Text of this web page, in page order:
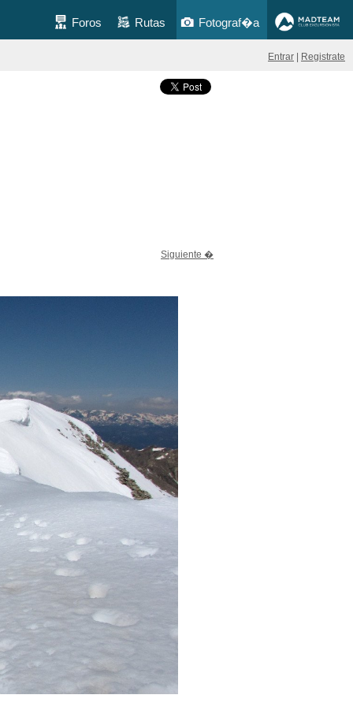
Foros Rutas Fotograf�a
Entrar Registrate
Siguiente �